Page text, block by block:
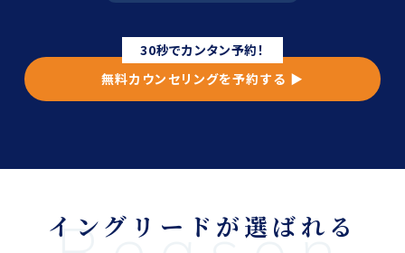
無料カウンセリングを予約する ▶︎
30秒でカンタン予約！
イングリードが選ばれる